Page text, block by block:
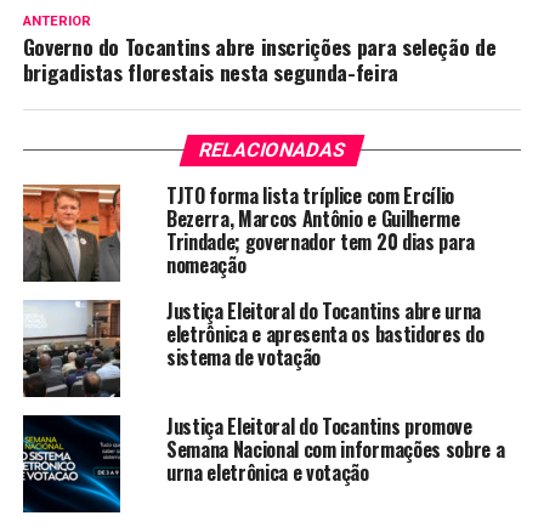
ANTERIOR
Governo do Tocantins abre inscrições para seleção de
brigadistas florestais nesta segunda-feira
RELACIONADAS
TJTO forma lista tríplice com Ercílio
Bezerra, Marcos Antônio e Guilherme
Trindade; governador tem 20 dias para
nomeação
Justiça Eleitoral do Tocantins abre urna
eletrônica e apresenta os bastidores do
sistema de votação
Justiça Eleitoral do Tocantins promove
Semana Nacional com informações sobre a
urna eletrônica e votação